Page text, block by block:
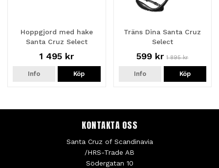
Hoppgjord med hake
Santa Cruz Select
1 495 kr
Info Köp
Träns Dina Santa Cruz
Select
599 kr 1 895 kr
Info Köp
KONTAKTA OSS
Santa Cruz of Scandinavia
/HRS-Trade AB
Södergatan 10